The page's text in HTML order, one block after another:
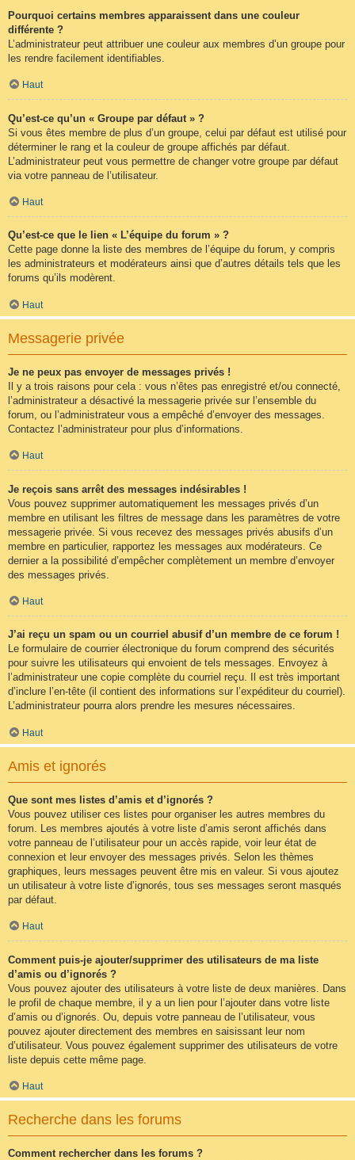
Pourquoi certains membres apparaissent dans une couleur
différente ?
L’administrateur peut attribuer une couleur aux membres d’un groupe pour
les rendre facilement identifiables.
Haut
Qu’est-ce qu’un « Groupe par défaut » ?
Si vous êtes membre de plus d’un groupe, celui par défaut est utilisé pour
déterminer le rang et la couleur de groupe affichés par défaut.
L’administrateur peut vous permettre de changer votre groupe par défaut
via votre panneau de l’utilisateur.
Haut
Qu’est-ce que le lien « L’équipe du forum » ?
Cette page donne la liste des membres de l’équipe du forum, y compris
les administrateurs et modérateurs ainsi que d’autres détails tels que les
forums qu’ils modèrent.
Haut
Messagerie privée
Je ne peux pas envoyer de messages privés !
Il y a trois raisons pour cela : vous n’êtes pas enregistré et/ou connecté,
l’administrateur a désactivé la messagerie privée sur l’ensemble du
forum, ou l’administrateur vous a empêché d’envoyer des messages.
Contactez l’administrateur pour plus d’informations.
Haut
Je reçois sans arrêt des messages indésirables !
Vous pouvez supprimer automatiquement les messages privés d’un
membre en utilisant les filtres de message dans les paramètres de votre
messagerie privée. Si vous recevez des messages privés abusifs d’un
membre en particulier, rapportez les messages aux modérateurs. Ce
dernier a la possibilité d’empêcher complètement un membre d’envoyer
des messages privés.
Haut
J’ai reçu un spam ou un courriel abusif d’un membre de ce forum !
Le formulaire de courrier électronique du forum comprend des sécurités
pour suivre les utilisateurs qui envoient de tels messages. Envoyez à
l’administrateur une copie complète du courriel reçu. Il est très important
d’inclure l’en-tête (il contient des informations sur l’expéditeur du courriel).
L’administrateur pourra alors prendre les mesures nécessaires.
Haut
Amis et ignorés
Que sont mes listes d’amis et d’ignorés ?
Vous pouvez utiliser ces listes pour organiser les autres membres du
forum. Les membres ajoutés à votre liste d’amis seront affichés dans
votre panneau de l’utilisateur pour un accès rapide, voir leur état de
connexion et leur envoyer des messages privés. Selon les thèmes
graphiques, leurs messages peuvent être mis en valeur. Si vous ajoutez
un utilisateur à votre liste d’ignorés, tous ses messages seront masqués
par défaut.
Haut
Comment puis-je ajouter/supprimer des utilisateurs de ma liste
d’amis ou d’ignorés ?
Vous pouvez ajouter des utilisateurs à votre liste de deux manières. Dans
le profil de chaque membre, il y a un lien pour l’ajouter dans votre liste
d’amis ou d’ignorés. Ou, depuis votre panneau de l’utilisateur, vous
pouvez ajouter directement des membres en saisissant leur nom
d’utilisateur. Vous pouvez également supprimer des utilisateurs de votre
liste depuis cette même page.
Haut
Recherche dans les forums
Comment rechercher dans les forums ?